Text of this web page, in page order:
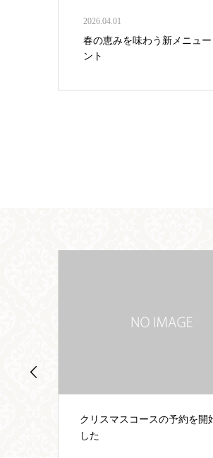
2026.04.01
春の恵みを味わう新メニュ
ント
フレンチレストランリパイユ
リヨン郷土料理「バヴェット